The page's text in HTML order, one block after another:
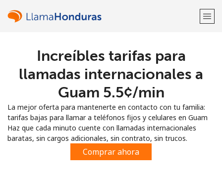
¡Bienvenido!
Regístrate con
Increíbles tarifas para
llamadas internacionales a
Guam ⁦5.5¢⁩/min
La mejor oferta para mantenerte en contacto con tu familia:
tarifas bajas para llamar a teléfonos fijos y celulares en Guam
Haz que cada minuto cuente con llamadas internacionales
baratas, sin cargos adicionales, sin contrato, sin trucos.
Comprar ahora